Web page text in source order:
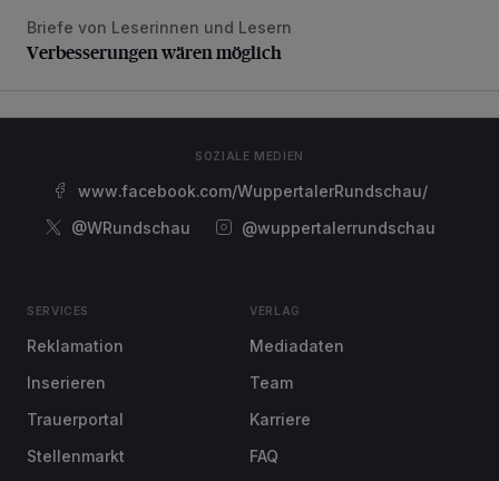
Verbesserungen wären möglich
Briefe von Leserinnen und Lesern
Verbesserungen wären möglich
SOZIALE MEDIEN
www.facebook.com/WuppertalerRundschau/
@WRundschau
@wuppertalerrundschau
SERVICES
Reklamation
Inserieren
Trauerportal
Stellenmarkt
VERLAG
Mediadaten
Team
Karriere
FAQ